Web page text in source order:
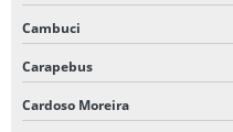
Cambuci
Carapebus
Cardoso Moreira